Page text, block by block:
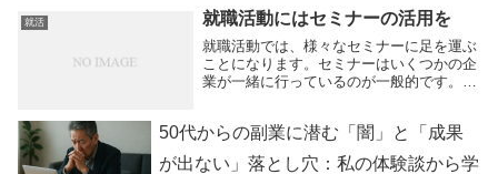
ことを一つ一つ書き出して見ましょう。現
在の仕事への不満を分析する気は、仕事を
自分がどう考...
就活 就職活動にはセミナーの活用を
就職活動では、様々なセミナーに足を運ぶ
ことになります。セミナーはいくつかの企
業が一緒に行っているのが一般的です。場
や、地方自治体が中心で行うこともありま
す。１つの会...
50代からの副業に潜む「闇」と「成果
が出ない」落とし穴：私の体験談から学